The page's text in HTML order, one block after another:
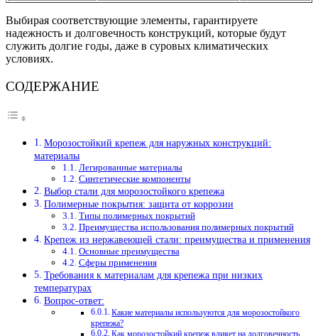
Выбирая соответствующие элементы, гарантируете
надежность и долговечность конструкций, которые будут
служить долгие годы, даже в суровых климатических
условиях.
СОДЕРЖАНИЕ
Морозостойкий крепеж для наружных конструкций:
материалы
Легированные материалы
Синтетические компоненты
Выбор стали для морозостойкого крепежа
Полимерные покрытия: защита от коррозии
Типы полимерных покрытий
Преимущества использования полимерных покрытий
Крепеж из нержавеющей стали: преимущества и применения
Основные преимущества
Сферы применения
Требования к материалам для крепежа при низких
температурах
Вопрос-ответ:
Какие материалы используются для морозостойкого
крепежа?